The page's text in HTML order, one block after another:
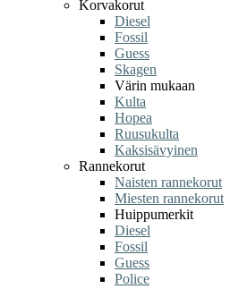
Korvakorut
Diesel
Fossil
Guess
Skagen
Värin mukaan
Kulta
Hopea
Ruusukulta
Kaksisävyinen
Rannekorut
Naisten rannekorut
Miesten rannekorut
Huippumerkit
Diesel
Fossil
Guess
Police